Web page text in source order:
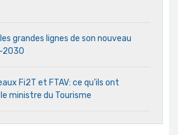
grandes lignes de son nouveau
2030
Fi2T et FTAV: ce qu’ils ont
ministre du Tourisme